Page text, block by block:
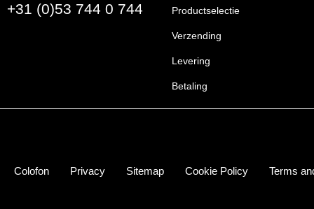
+31 (0)53 744 0 744 Productselectie
Verzending
Levering
Betaling
Colofon Privacy Sitemap Cookie Policy Terms